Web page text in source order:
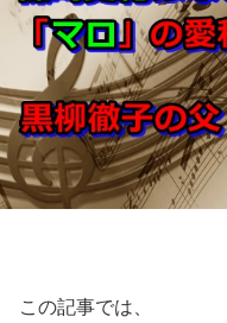
この記事では、